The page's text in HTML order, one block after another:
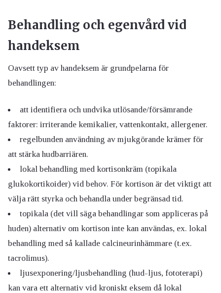
Behandling och egenvård vid
handeksem
Oavsett typ av handeksem är grundpelarna för
behandlingen:
att identifiera och undvika utlösande/försämrande
faktorer: irriterande kemikalier, vattenkontakt, allergener.
regelbunden användning av mjukgörande krämer för
att stärka hudbarriären.
lokal behandling med kortisonkräm (topikala
glukokortikoider) vid behov. För kortison är det viktigt att
välja rätt styrka och behandla under begränsad tid.
topikala (det vill säga behandlingar som appliceras på
huden) alternativ om kortison inte kan användas, ex. lokal
behandling med så kallade calcineurinhämmare (t.ex.
tacrolimus).
ljusexponering/ljusbehandling (hud-ljus, fototerapi)
kan vara ett alternativ vid kroniskt eksem då lokal